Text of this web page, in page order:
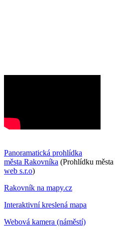
Panoramatická prohlídka
města Rakovníka (Prohlídku
web s.r.o)
Rakovník na mapy.cz
Interaktivní kreslená mapa
Webová kamera (náměstí)